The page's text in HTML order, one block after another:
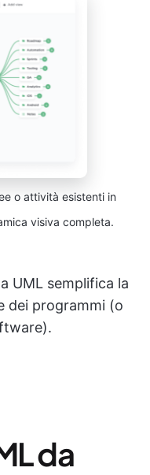
o attività esistenti in
visiva completa.
UML semplifica la
dei programmi (o
da